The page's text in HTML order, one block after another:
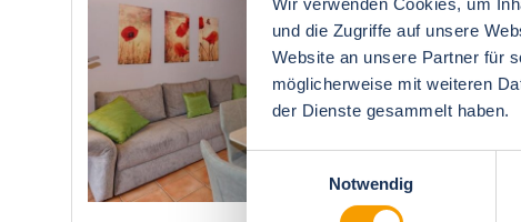
Wir verwenden Cookies, um
und die Zugriffe auf unsere
Website an unsere Partner für
möglicherweise mit weiteren
der Dienste gesammelt haben.
Notwendig